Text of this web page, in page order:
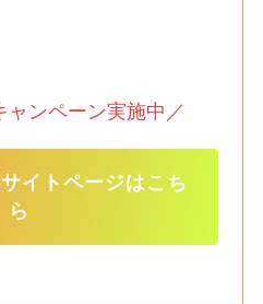
ャンペーン実施中／
イトページはこち
ら